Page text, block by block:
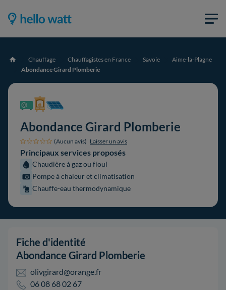
Accueil Chauffage Chauffagistes en France Savoie
Aime-la-Plagne
Abondance Girard Plomberie
Abondance Girard Plomberie
(Aucun avis) Laisser un avis
Principaux services proposés
Chaudière à gaz ou fioul
Pompe à chaleur et climatisation
Chauffe-eau thermodynamique
Fiche d'identité
Abondance Girard Plomberie
olivgirard@orange.fr
06 08 68 02 67